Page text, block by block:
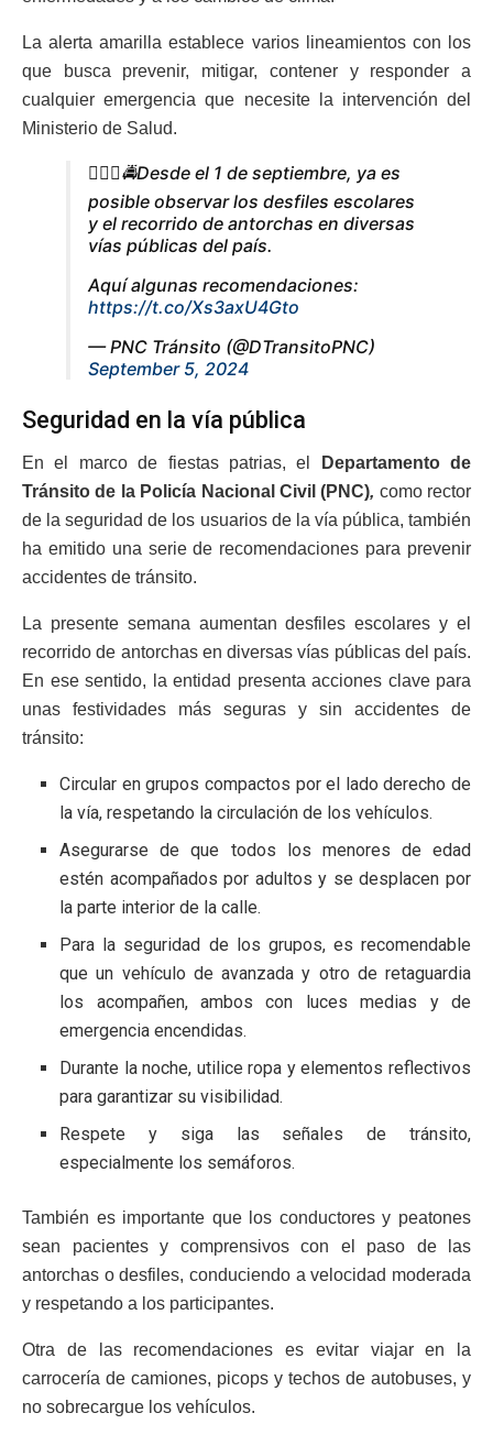
La alerta amarilla establece varios lineamientos con los
que busca prevenir, mitigar, contener y responder a
cualquier emergencia que necesite la intervención del
Ministerio de Salud.
👮🏼‍♂️🚔Desde el 1 de septiembre, ya es
posible observar los desfiles escolares
y el recorrido de antorchas en diversas
vías públicas del país.
Aquí algunas recomendaciones:
https://t.co/Xs3axU4Gto
— PNC Tránsito (@DTransitoPNC)
September 5, 2024
Seguridad en la vía pública
En el marco de fiestas patrias, el
Departamento de
Tránsito de la Policía Nacional Civil (PNC), como rector
de la seguridad de los usuarios de la vía pública, también
ha emitido una serie de recomendaciones para prevenir
accidentes de tránsito.
La presente semana aumentan desfiles escolares y el
recorrido de antorchas en diversas vías públicas del país.
En ese sentido, la entidad presenta acciones clave para
unas festividades más seguras y sin accidentes de
tránsito:
Circular en grupos compactos por el lado derecho de
la vía, respetando la circulación de los vehículos.
Asegurarse de que todos los menores de edad
estén acompañados por adultos y se desplacen por
la parte interior de la calle.
Para la seguridad de los grupos, es recomendable
que un vehículo de avanzada y otro de retaguardia
los acompañen, ambos con luces medias y de
emergencia encendidas.
Durante la noche, utilice ropa y elementos reflectivos
para garantizar su visibilidad.
Respete y siga las señales de tránsito,
especialmente los semáforos.
También es importante que los conductores y peatones
sean pacientes y comprensivos con el paso de las
antorchas o desfiles, conduciendo a velocidad moderada
y respetando a los participantes.
Otra de las recomendaciones es evitar viajar en la
carrocería de camiones, picops y techos de autobuses, y
no sobrecargue los vehículos.